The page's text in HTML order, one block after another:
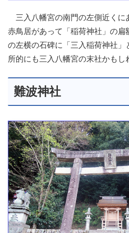
三入八幡宮の南門の左側近くに
赤鳥居があって「稲荷神社」の扁
の左横の石碑に「三入稲荷神社」
所的にも三入八幡宮の末社かもし
難波神社